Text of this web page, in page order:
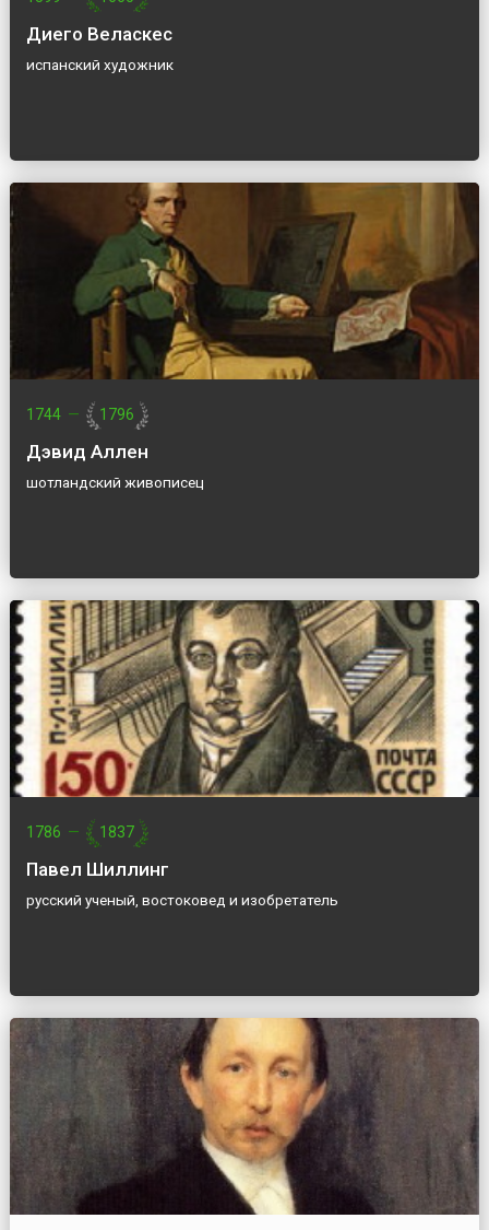
Диего Веласкес
испанский художник
1744 — 1796
Дэвид Аллен
шотландский живописец
1786 — 1837
Павел Шиллинг
русский ученый, востоковед и изобретатель